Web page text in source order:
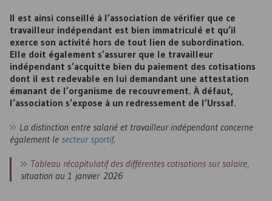
Il est ainsi conseillé à l’association de vérifier que ce
travailleur indépendant est bien immatriculé et qu’il
exerce son activité hors de tout lien de subordination.
Elle doit également s’assurer que le travailleur
indépendant s’acquitte bien du paiement des cotisations
dont il est redevable en lui demandant une attestation
émanant de l’organisme de recouvrement. À défaut,
l’association s’expose à un redressement de l’Urssaf.
La distinction entre salarié et travailleur indépendant concerne
également le secteur sportif.
Tableau récapitulatif des différentes cotisations sur salaire,
situation au 1 janvier 2026